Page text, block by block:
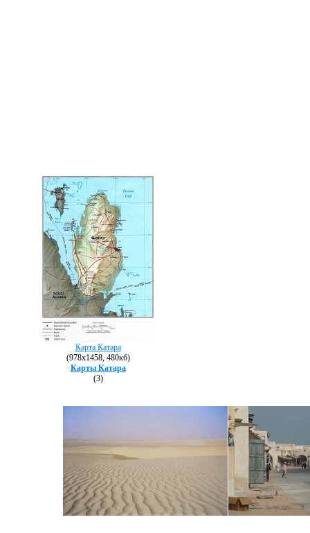
Карта Катара
(978х1458, 480кб)
Карты Катара
(3)